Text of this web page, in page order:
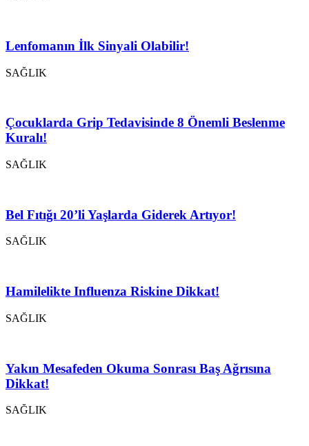
Lenfomanın İlk Sinyali Olabilir!
SAĞLIK
Çocuklarda Grip Tedavisinde 8 Önemli Beslenme
Kuralı!
SAĞLIK
Bel Fıtığı 20’li Yaşlarda Giderek Artıyor!
SAĞLIK
Hamilelikte Influenza Riskine Dikkat!
SAĞLIK
Yakın Mesafeden Okuma Sonrası Baş Ağrısına
Dikkat!
SAĞLIK